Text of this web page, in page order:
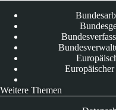
Weitere Themen